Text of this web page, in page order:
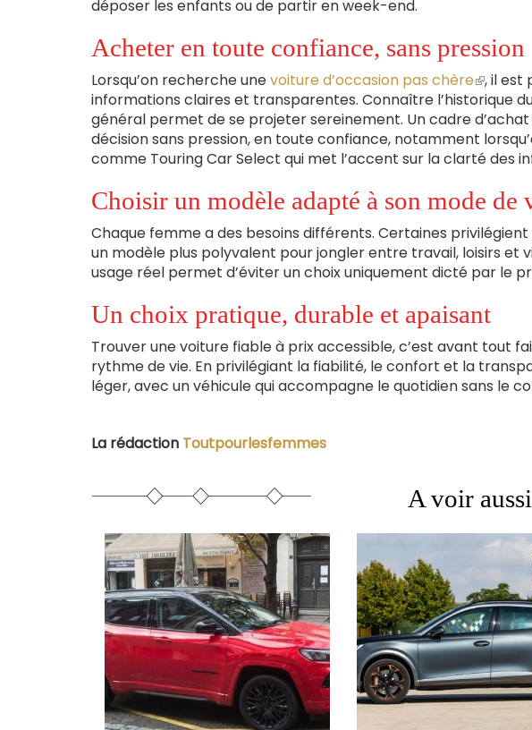
déposer les enfants ou de partir en week-end.
Acheter en toute confiance, sans pression
Lorsqu’on recherche unevoiture d’occasion pas chère(le
lien
est
, il est
informations claires et transparentes. Connaître l’historique
général permet de se projeter sereinement. Un cadre
décision sans pression, en toute confiance, notamment
comme Touring Car Select qui met l’accent sur la clarté des
Choisir un modèle adapté à son mode de
Chaque femme a des besoins différents. Certaines
un modèle plus polyvalent pour jongler entre travail, loisirs et
usage réel permet d’éviter un choix uniquement dicté par le
Un choix pratique, durable et apaisant
Trouver une voiture fiable à prix accessible, c’est avant tout
rythme de vie. En privilégiant la fiabilité, le confort et la
léger, avec un véhicule qui accompagne le quotidien sans le
La rédaction Toutpourlesfemmes
A voir aussi